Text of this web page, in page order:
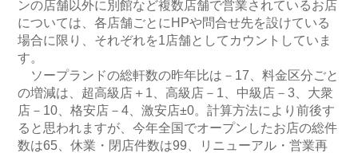
ンの店舗以外に別館など複数店舗で営業されているお店
については、各店舗ごとにHPや問合せ先を設けている
場合に限り、それぞれを1店舗としてカウントしていま
す。
ソープランドの総軒数の昨年比は－17、料金区分ごと
の増減は、超高級店＋1、高級店－1、中級店－3、大衆
店－10、格安店－4、激安店±0。計算方法により前後す
ると思われますが、今年全国でオープンしたお店の総件
数は65、休業・閉店件数は99、リニューアル・営業再